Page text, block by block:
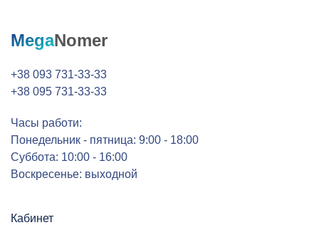
MegaNomer
+38 093 731-33-33
+38 095 731-33-33
Часы работи:
Понедельник - пятница: 9:00 - 18:00
Суббота: 10:00 - 16:00
Воскресенье: выходной
Кабинет